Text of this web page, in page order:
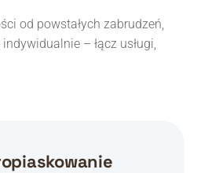
od powstałych zabrudzeń,
– łącz usługi,